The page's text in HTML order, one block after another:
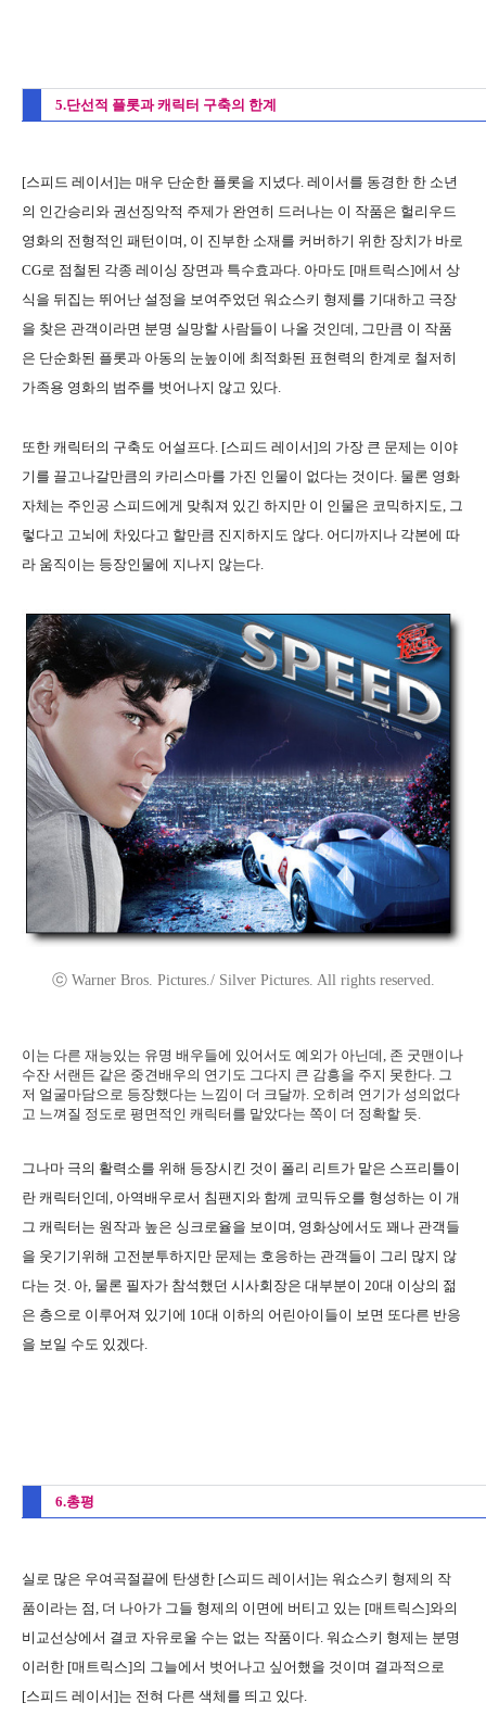
5.단선적 플롯과 캐릭터 구축의 한계
[스피드 레이서]는 매우 단순한 플롯을 지녔다. 레이서를 동경한 한 소년
의 인간승리와 권선징악적 주제가 완연히 드러나는 이 작품은 헐리우드
영화의 전형적인 패턴이며, 이 진부한 소재를 커버하기 위한 장치가 바로
CG로 점철된 각종 레이싱 장면과 특수효과다. 아마도 [매트릭스]에서 상
식을 뒤집는 뛰어난 설정을 보여주었던 워쇼스키 형제를 기대하고 극장
을 찾은 관객이라면 분명 실망할 사람들이 나올 것인데, 그만큼 이 작품
은 단순화된 플롯과 아동의 눈높이에 최적화된 표현력의 한계로 철저히
가족용 영화의 범주를 벗어나지 않고 있다.
또한 캐릭터의 구축도 어설프다. [스피드 레이서]의 가장 큰 문제는 이야
기를 끌고나갈만큼의 카리스마를 가진 인물이 없다는 것이다. 물론 영화
자체는 주인공 스피드에게 맞춰져 있긴 하지만 이 인물은 코믹하지도, 그
렇다고 고뇌에 차있다고 할만큼 진지하지도 않다. 어디까지나 각본에 따
라 움직이는 등장인물에 지나지 않는다.
ⓒ Warner Bros. Pictures./ Silver Pictures. All rights reserved.
이는 다른 재능있는 유명 배우들에 있어서도 예외가 아닌데, 존 굿맨이나
수잔 서랜든 같은 중견배우의 연기도 그다지 큰 감흥을 주지 못한다. 그
저 얼굴마담으로 등장했다는 느낌이 더 크달까. 오히려 연기가 성의없다
고 느껴질 정도로 평면적인 캐릭터를 맡았다는 쪽이 더 정확할 듯.
그나마 극의 활력소를 위해 등장시킨 것이 폴리 리트가 맡은 스프리틀이
란 캐릭터인데, 아역배우로서 침팬지와 함께 코믹듀오를 형성하는 이 개
그 캐릭터는 원작과 높은 싱크로율을 보이며, 영화상에서도 꽤나 관객들
을 웃기기위해 고전분투하지만 문제는 호응하는 관객들이 그리 많지 않
다는 것. 아, 물론 필자가 참석했던 시사회장은 대부분이 20대 이상의 젊
은 층으로 이루어져 있기에 10대 이하의 어린아이들이 보면 또다른 반응
을 보일 수도 있겠다.
6.총평
실로 많은 우여곡절끝에 탄생한 [스피드 레이서]는 워쇼스키 형제의 작
품이라는 점, 더 나아가 그들 형제의 이면에 버티고 있는 [매트릭스]와의
비교선상에서 결코 자유로울 수는 없는 작품이다. 워쇼스키 형제는 분명
이러한 [매트릭스]의 그늘에서 벗어나고 싶어했을 것이며 결과적으로
[스피드 레이서]는 전혀 다른 색체를 띄고 있다.